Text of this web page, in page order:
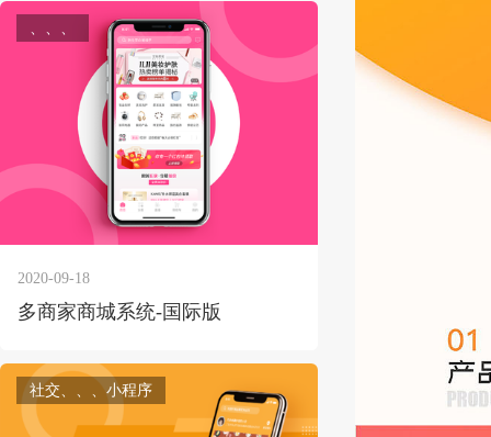
、、、
2020-09-18
多商家商城系统-国际版
社交、、、小程序